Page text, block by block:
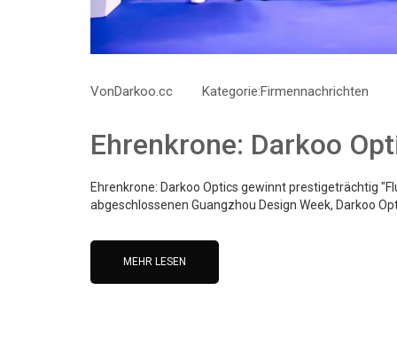
VonDarkoo.cc Kategorie:Firmennachrichten
Ehrenkrone: Darkoo
Ehrenkrone: Darkoo Optics gewinnt prestigeträchtig
abgeschlossenen Guangzhou Design Week, Darkoo
MEHR LESEN